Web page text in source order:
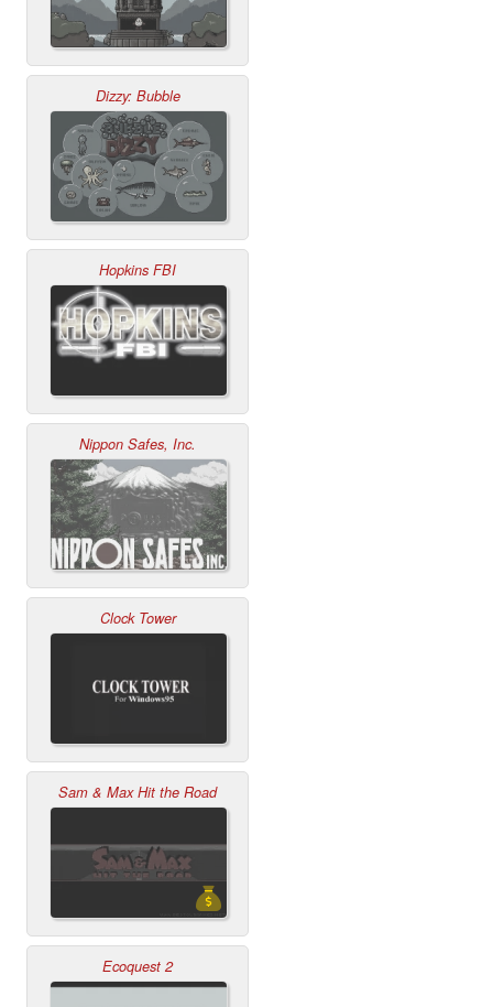
Dizzy: Bubble
Hopkins FBI
Nippon Safes, Inc.
Clock Tower
Sam & Max Hit the Road
Ecoquest 2